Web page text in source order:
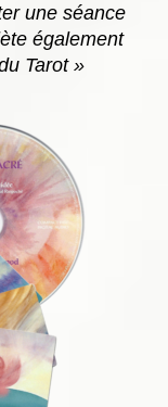
une séance
également
Tarot »